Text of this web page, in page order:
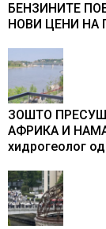
БЕНЗИНИТЕ
НОВИ ЦЕНИ НА
ЗОШТО
АФРИКА И
хидрогеолог од